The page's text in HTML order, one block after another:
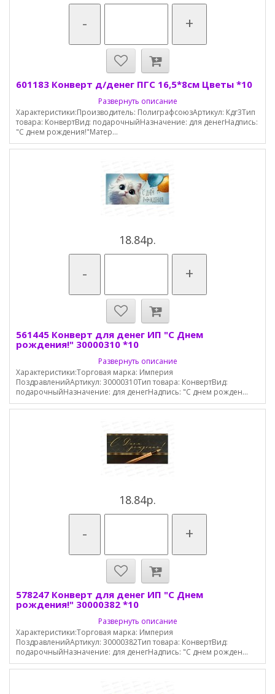
- +
601183 Конверт д/денег ПГС 16,5*8см Цветы *10
Развернуть описание
Характеристики:Производитель: ПолиграфсоюзАртикул: Кдг3Тип
товара: КонвертВид: подарочныйНазначение: для денегНадпись:
"С днем рождения!"Матер...
18.84р.
- +
561445 Конверт для денег ИП "С Днем
рождения!" 30000310 *10
Развернуть описание
Характеристики:Торговая марка: Империя
ПоздравленийАртикул: 30000310Тип товара: КонвертВид:
подарочныйНазначение: для денегНадпись: "С днем рожден...
18.84р.
- +
578247 Конверт для денег ИП "С Днем
рождения!" 30000382 *10
Развернуть описание
Характеристики:Торговая марка: Империя
ПоздравленийАртикул: 30000382Тип товара: КонвертВид:
подарочныйНазначение: для денегНадпись: "С днем рожден...